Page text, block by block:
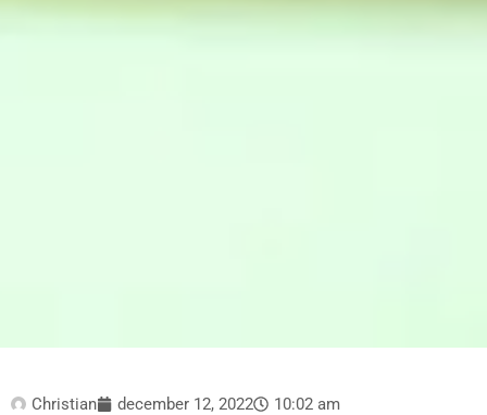
Christian december 12, 2022 10:02 am